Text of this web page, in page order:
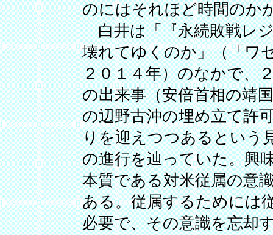
のにはそれほど時間のか
白井は「『永続敗戦レ
壊れてゆくのか」（「ワ
２０１４年）のなかで、
の出来事（安倍首相の靖
の辺野古沖の埋め立て許
りを迎えつつあるという
の進行を辿っていた。興
本質である対米従属の意
ある。従属するためには
必要で、その意識を忘却